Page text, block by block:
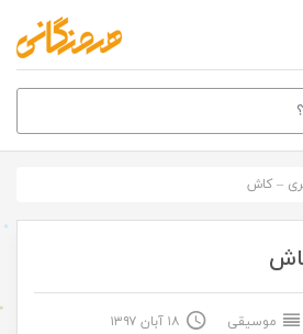
– کاش
موسیقی ۱۸ آبان ۱۳۹۷